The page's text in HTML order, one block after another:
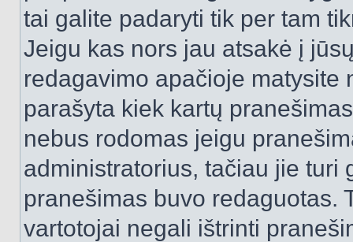
tai galite padaryti tik per tam
Jeigu kas nors jau atsakė į
redagavimo apačioje matysite
parašyta kiek kartų
nebus rodomas jeigu
administratorius, tačiau jie turi
pranešimas buvo redaguotas.
vartotojai negali ištrinti